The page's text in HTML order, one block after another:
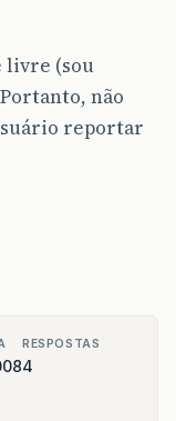
livre (sou
não
reportar
RESPOSTAS
4